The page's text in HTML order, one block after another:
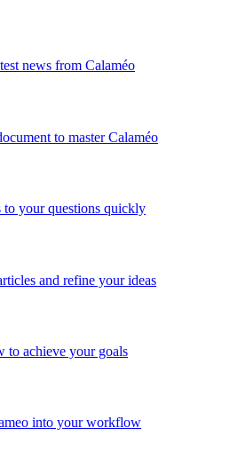
news from Calaméo
to master Calaméo
to your questions quickly
and refine your ideas
to achieve your goals
into your workflow